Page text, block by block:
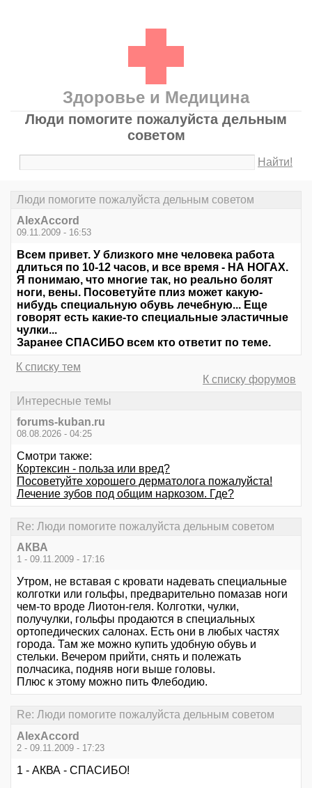
Здоровье и Медицина
Люди помогите пожалуйста дельным
советом
Найти!
Люди помогите пожалуйста дельным советом
AlexAccord
09.11.2009 - 16:53
Всем привет. У близкого мне человека работа
длиться по 10-12 часов, и все время - НА НОГАХ.
Я понимаю, что многие так, но реально болят
ноги, вены. Посоветуйте плиз может какую-
нибудь специальную обувь лечебную... Еще
говорят есть какие-то специальные эластичные
чулки...
Заранее СПАСИБО всем кто ответит по теме.
К списку тем
К списку форумов
Интересные темы
forums-kuban.ru
08.08.2026 - 04:25
Смотри также:
Кортексин - польза или вред?
Посоветуйте хорошего дерматолога пожалуйста!
Лечение зубов под общим наркозом. Где?
Re: Люди помогите пожалуйста дельным советом
АКВА
1 - 09.11.2009 - 17:16
Утром, не вставая с кровати надевать специальные
колготки или гольфы, предварительно помазав ноги
чем-то вроде Лиотон-геля. Колготки, чулки,
получулки, гольфы продаются в специальных
ортопедических салонах. Есть они в любых частях
города. Там же можно купить удобную обувь и
стельки. Вечером прийти, снять и полежать
полчасика, подняв ноги выше головы.
Плюс к этому можно пить Флебодию.
Re: Люди помогите пожалуйста дельным советом
AlexAccord
2 - 09.11.2009 - 17:23
1 - АКВА - СПАСИБО!